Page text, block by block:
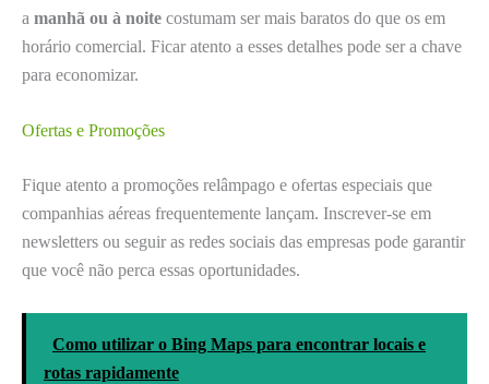
a manhã ou à noite costumam ser mais baratos do que os em
horário comercial. Ficar atento a esses detalhes pode ser a chave
para economizar.
Ofertas e Promoções
Fique atento a promoções relâmpago e ofertas especiais que
companhias aéreas frequentemente lançam. Inscrever-se em
newsletters ou seguir as redes sociais das empresas pode garantir
que você não perca essas oportunidades.
Como utilizar o Bing Maps para encontrar locais e
rotas rapidamente